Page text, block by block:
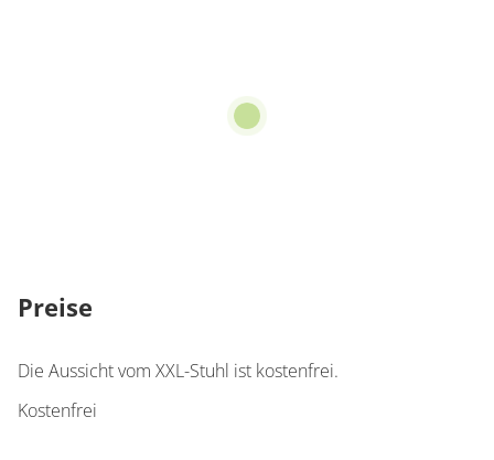
Preise
Die Aussicht vom XXL-Stuhl ist kostenfrei.
Kostenfrei